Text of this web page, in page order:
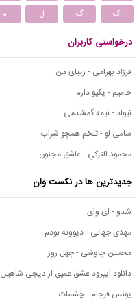
ک
گ ل م
درخواستی کاربران
فرزاد بهرامی - زیبای من
حامیم - یکیو دارم
نیواد - نیمه گمشدمی
سامی لو - تلخم همچو شراب
محمود التركي - عاشق مجنون
جدیدترین ها در نکست وان
شدو - ای وای
مهدی جهانی - دیوونه بودم
محسن چاوشی - چهل روز
دانلود اپیزود عشق عمیق از دیجی شاهین
یونس فرجام - چشمات